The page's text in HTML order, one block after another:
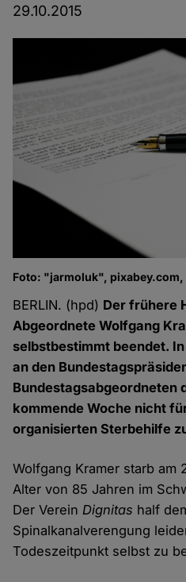
29.10.2015
Foto: "jarmoluk",
BERLIN. (hpd) Der frühere
Abgeordnete Wolfgang
selbstbestimmt beendet.
an den
Bundestagsabgeordneten
kommende Woche nicht
organisierten Sterbehilfe
Wolfgang Kramer starb am
Alter von 85 Jahren im
Der VereinDignitas half
Spinalkanalverengung
Todeszeitpunkt selbst zu